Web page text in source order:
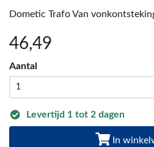
Dometic Trafo Van
46,49
Aantal
Levertijd 1 tot 2 dagen
In